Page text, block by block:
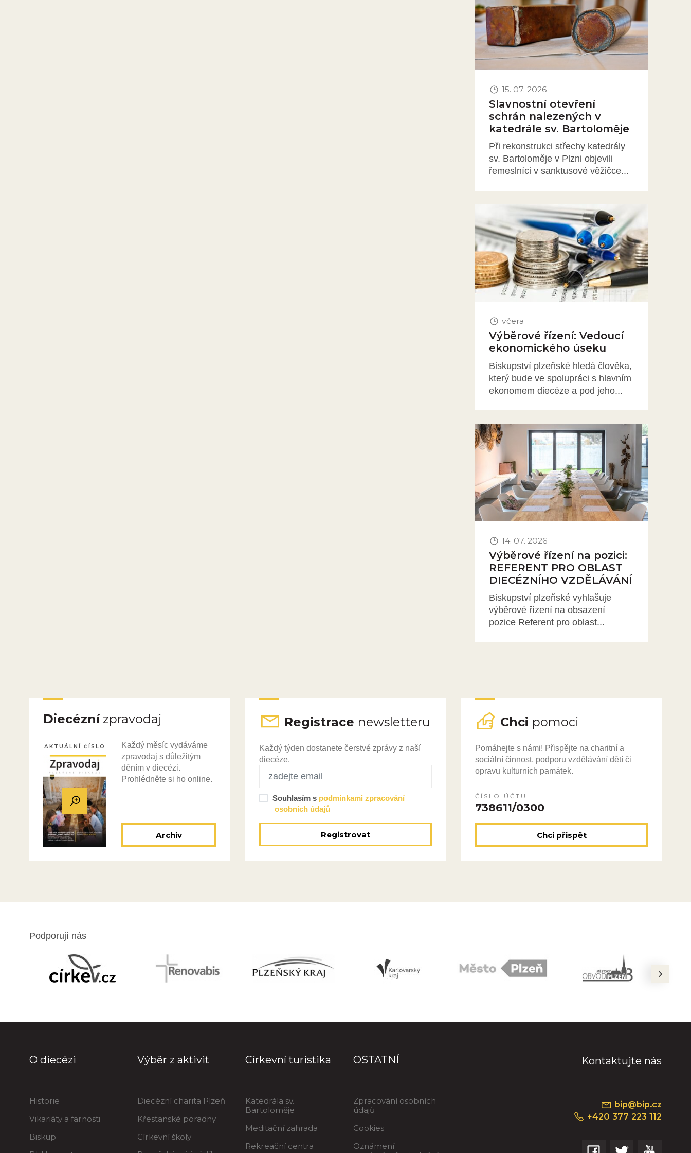
15. 07. 2026
Slavnostní otevření
schrán nalezených v
katedrále sv. Bartoloměje
Při rekonstrukci střechy katedrály
sv. Bartoloměje v Plzni objevili
řemeslníci v sanktusové věžičce...
Obrázek novinky
včera
Výběrové řízení: Vedoucí
ekonomického úseku
Biskupství plzeňské hledá člověka,
který bude ve spolupráci s hlavním
ekonomem diecéze a pod jeho...
Obrázek novinky
14. 07. 2026
Výběrové řízení na pozici:
REFERENT PRO OBLAST
DIECÉZNÍHO VZDĚLÁVÁNÍ
Biskupství plzeňské vyhlašuje
výběrové řízení na obsazení
pozice Referent pro oblast...
Diecéznízpravodaj
AKTUÁLNÍ ČÍSLO
Každý měsíc vydáváme
zpravodaj s důležitým
děním v diecézi.
Prohlédněte si ho online.
Archiv
Registrace newsletteru
Každý týden dostanete čerstvé zprávy z naší
diecéze.
Souhlasím s podmínkami zpracování
osobních údajů
Registrovat
Chci pomoci
Pomáhejte s námi! Přispějte na charitní a
sociální činnost, podporu vzdělávání dětí či
opravu kulturních památek.
ČÍSLO ÚČTU
738611/0300
Chci přispět
Podporují nás
next
O diecézi
Historie
Vikariáty a farnosti
Biskup
Výběr z aktivit
Diecézní charita Plzeň
Křesťanské poradny
Církevní školy
Církevní turistika
Katedrála sv.
Bartoloměje
Meditační zahrada
Rekreační centra
OSTATNÍ
Zpracování osobních
údajů
Cookies
Oznámení
Kontaktujte nás
bip@bip.cz
+420 377 223 112